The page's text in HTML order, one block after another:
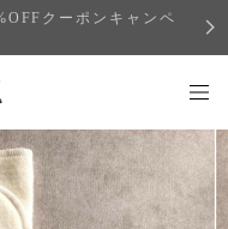
クーポンキャンペ